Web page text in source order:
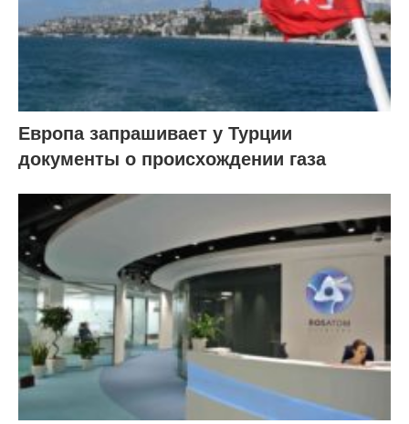
Европа запрашивает у Турции
документы о происхождении газа